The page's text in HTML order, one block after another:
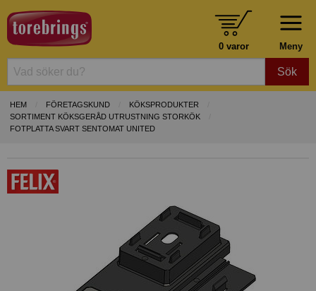
Meny
0 varor
Sök
HEM FÖRETAGSKUND
KÖKSPRODUKTER
SORTIMENT KÖKSGERÅD UTRUSTNING STORKÖK
FOTPLATTA SVART SENTOMAT UNITED